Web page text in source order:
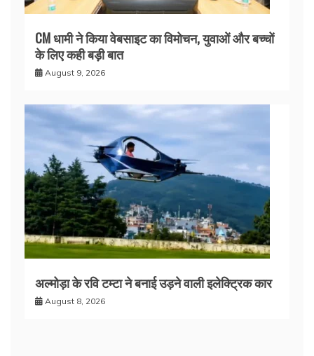
CM धामी ने किया वेबसाइट का विमोचन, युवाओं और बच्चों
के लिए कही बड़ी बात
August 9, 2026
अल्मोड़ा के रवि टम्टा ने बनाई उड़ने वाली इलेक्ट्रिक कार
August 8, 2026